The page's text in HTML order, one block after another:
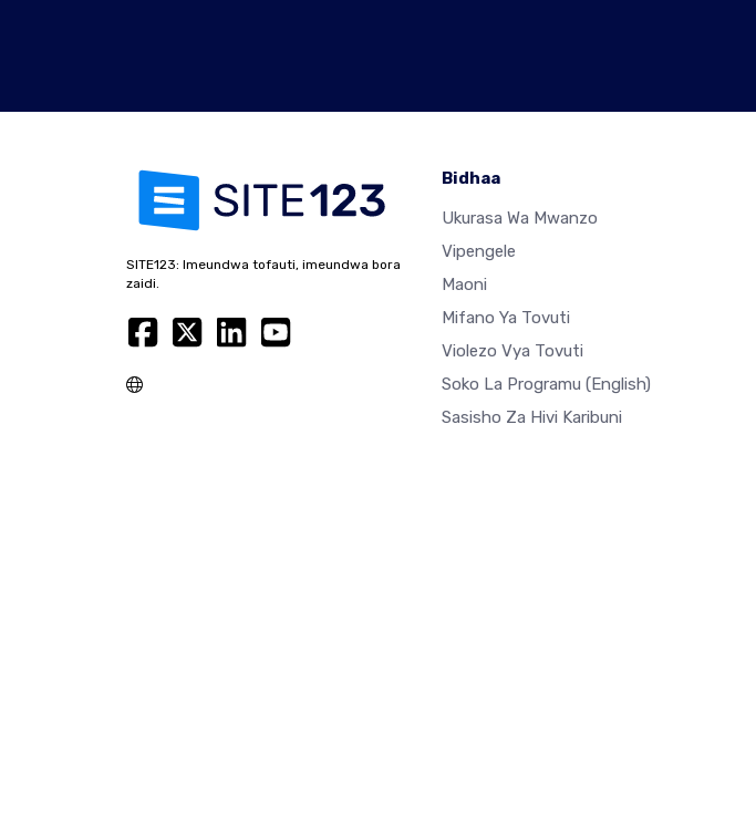
SITE123: Imeundwa tofauti, imeundwa bora
zaidi.
Bidhaa
Ukurasa Wa Mwanzo
Vipengele
Maoni
Mifano Ya Tovuti
Violezo Vya Tovuti
Soko La Programu (English)
Sasisho Za Hivi Karibuni